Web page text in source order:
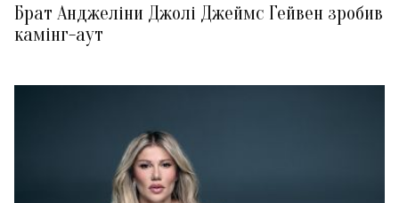
Брат Анджеліни Джолі Джеймс Гейвен зробив
камінг-аут